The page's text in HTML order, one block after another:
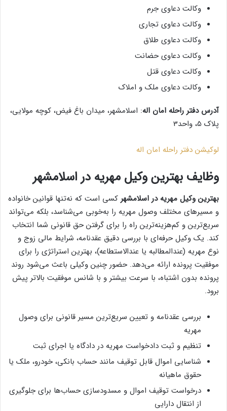
وکالت دعاوی جرم
وکالت دعاوی تجاری
وکالت دعاوی طلاق
وکالت دعاوی حضانت
وکالت دعاوی قتل
وکالت دعاوی ملک و املاک
آدرس دفتر راحله امان اله: اسلامشهر، میدان باغ فیض، کوچه مولایی،
پلاک 5، واحد3
لوکیشن دفتر راحله امان اله
وظایف بهترین وکیل مهریه در اسلامشهر
بهترین وکیل مهریه در اسلامشهر کسی است که نه‌تنها قوانین خانواده
و مسیرهای مختلف وصول مهریه را به‌خوبی می‌شناسد، بلکه می‌تواند
سریع‌ترین و کم‌هزینه‌ترین راه را برای گرفتن حق قانونی شما انتخاب
کند. یک وکیل حرفه‌ای با بررسی دقیق عقدنامه، شرایط مالی زوج و
نوع مهریه (عندالمطالبه یا عندالاستطاعه)، بهترین استراتژی را برای
موفقیت پرونده ارائه می‌دهد. حضور چنین وکیلی باعث می‌شود روند
پرونده بدون اشتباه، با سرعت بیشتر و با شانس موفقیت بالاتر پیش
برود.
بررسی عقدنامه و تعیین سریع‌ترین مسیر قانونی برای وصول
مهریه
تنظیم و ثبت دادخواست مهریه در دادگاه یا اجرای ثبت
شناسایی اموال قابل توقیف مانند حساب بانکی، خودرو، ملک یا
حقوق ماهیانه
درخواست توقیف اموال و مسدودسازی حساب‌ها برای جلوگیری
از انتقال دارایی